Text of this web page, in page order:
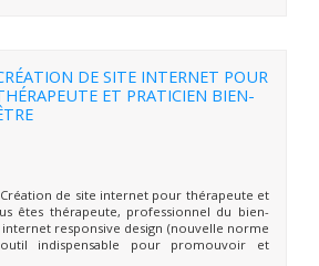
DE SITE INTERNET POUR
ET PRATICIEN BIEN-
de site internet pour thérapeute et
êtes thérapeute, professionnel du bien-
internet responsive design (nouvelle norme
indispensable pour promouvoir et